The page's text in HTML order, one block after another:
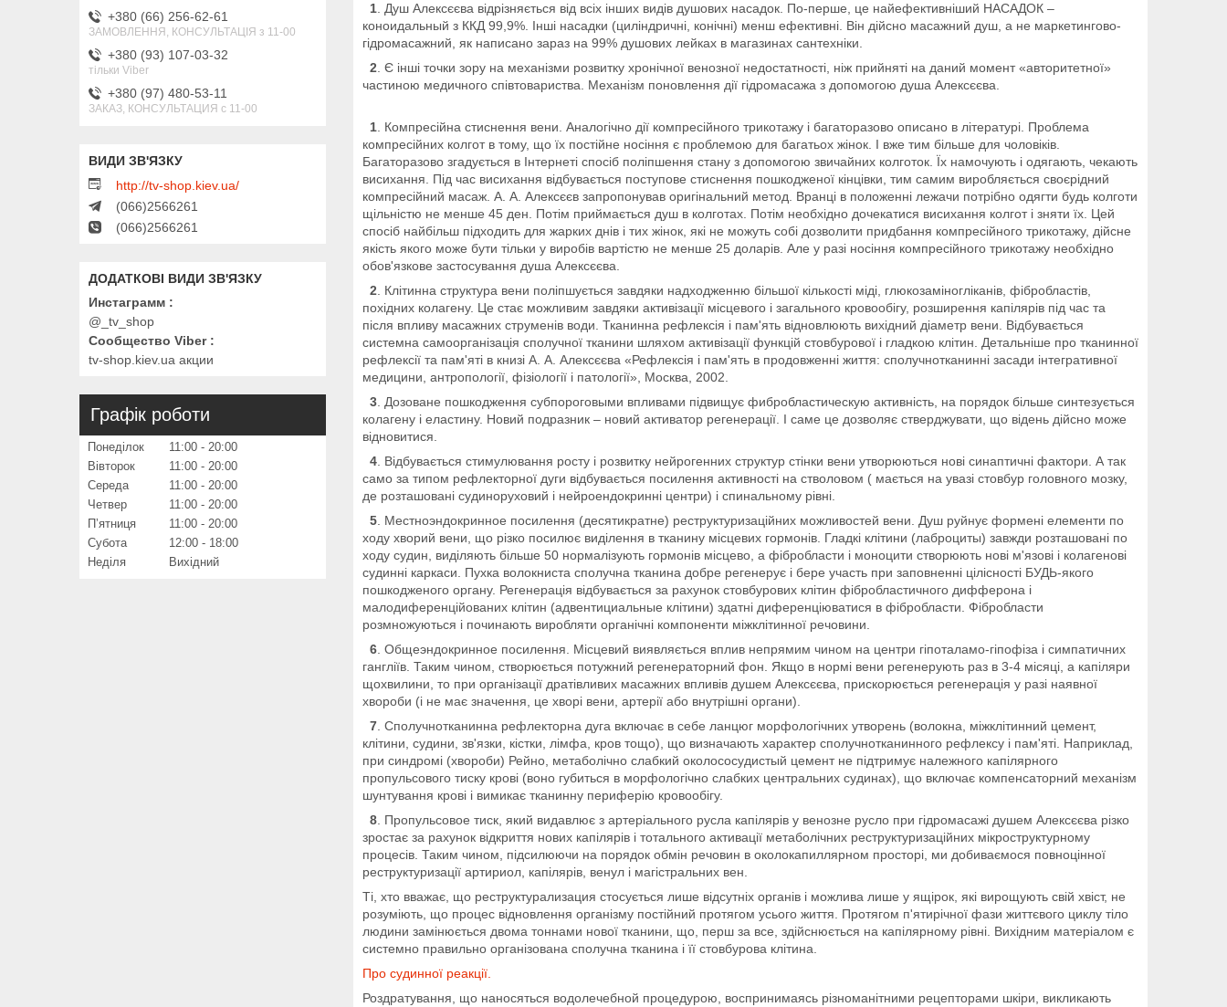
1. Душ Алексєєва відрізняється від всіх інших видів душових насадок. По-перше, це найефективніший НАСАДОК –
коноидальный з ККД 99,9%. Інші насадки (циліндричні, конічні) менш ефективні. Він дійсно масажний душ, а не маркетингово-
гідромасажний, як написано зараз на 99% душових лейках в магазинах сантехніки.
2. Є інші точки зору на механізми розвитку хронічної венозної недостатності, ніж прийняті на даний момент «авторитетної»
частиною медичного співтовариства. Механізм поновлення дії гідромасажа з допомогою душа Алексєєва.
1. Компресійна стиснення вени. Аналогічно дії компресійного трикотажу і багаторазово описано в літературі. Проблема
компресійних колгот в тому, що їх постійне носіння є проблемою для багатьох жінок. І вже тим більше для чоловіків.
Багаторазово згадується в Інтернеті спосіб поліпшення стану з допомогою звичайних колготок. Їх намочують і одягають, чекають
висихання. Під час висихання відбувається поступове стиснення пошкодженої кінцівки, тим самим виробляється своєрідний
компресійний масаж. А. А. Алексєєв запропонував оригінальний метод. Вранці в положенні лежачи потрібно одягти будь колготи
щільністю не менше 45 ден. Потім приймається душ в колготах. Потім необхідно дочекатися висихання колгот і зняти їх. Цей
спосіб найбільш підходить для жарких днів і тих жінок, які не можуть собі дозволити придбання компресійного трикотажу, дійсне
якість якого може бути тільки у виробів вартістю не менше 25 доларів. Але у разі носіння компресійного трикотажу необхідно
обов'язкове застосування душа Алексєєва.
2. Клітинна структура вени поліпшується завдяки надходженню більшої кількості міді, глюкозаміногліканів, фібробластів,
похідних колагену. Це стає можливим завдяки активізації місцевого і загального кровообігу, розширення капілярів під час та
після впливу масажних струменів води. Тканинна рефлексія і пам'ять відновлюють вихідний діаметр вени. Відбувається
системна самоорганізація сполучної тканини шляхом активізації функцій стовбурової і гладкою клітин. Детальніше про тканинної
рефлексії та пам'яті в книзі А. А. Алексєєва «Рефлексія і пам'ять в продовженні життя: сполучнотканинні засади інтегративної
медицини, антропології, фізіології і патології», Москва, 2002.
3. Дозоване пошкодження субпороговыми впливами підвищує фибробластическую активність, на порядок більше синтезується
колагену і еластину. Новий подразник – новий активатор регенерації. І саме це дозволяє стверджувати, що відень дійсно може
відновитися.
4. Відбувається стимулювання росту і розвитку нейрогенних структур стінки вени утворюються нові синаптичні фактори. А так
само за типом рефлекторної дуги відбувається посилення активності на стволовом ( мається на увазі стовбур головного мозку,
де розташовані судиноруховий і нейроендокринні центри) і спинальному рівні.
5. Местноэндокринное посилення (десятикратне) реструктуризаційних можливостей вени. Душ руйнує формені елементи по
ходу хворий вени, що різко посилює виділення в тканину місцевих гормонів. Гладкі клітини (лаброциты) завжди розташовані по
ходу судин, виділяють більше 50 нормалізують гормонів місцево, а фібробласти і моноцити створюють нові м'язові і колагенові
судинні каркаси. Пухка волокниста сполучна тканина добре регенерує і бере участь при заповненні цілісності БУДЬ-якого
пошкодженого органу. Регенерація відбувається за рахунок стовбурових клітин фібробластичного дифферона і
малодиференційованих клітин (адвентициальные клітини) здатні диференціюватися в фібробласти. Фібробласти
розмножуються і починають виробляти органічні компоненти міжклітинної речовини.
6. Общеэндокринное посилення. Місцевий виявляється вплив непрямим чином на центри гіпоталамо-гіпофіза і симпатичних
гангліїв. Таким чином, створюється потужний регенераторний фон. Якщо в нормі вени регенерують раз в 3-4 місяці, а капіляри
щохвилини, то при організації дратівливих масажних впливів душем Алексєєва, прискорюється регенерація у разі наявної
хвороби (і не має значення, це хворі вени, артерії або внутрішні органи).
7. Сполучнотканинна рефлекторна дуга включає в себе ланцюг морфологічних утворень (волокна, міжклітинний цемент,
клітини, судини, зв'язки, кістки, лімфа, кров тощо), що визначають характер сполучнотканинного рефлексу і пам'яті. Наприклад,
при синдромі (хвороби) Рейно, метаболічно слабкий околососудистый цемент не підтримує належного капілярного
пропульсового тиску крові (воно губиться в морфологічно слабких центральних судинах), що включає компенсаторний механізм
шунтування крові і вимикає тканинну периферію кровообігу.
8. Пропульсовое тиск, який видавлює з артеріального русла капілярів у венозне русло при гідромасажі душем Алексєєва різко
зростає за рахунок відкриття нових капілярів і тотального активації метаболічних реструктуризаційних мікроструктурному
процесів. Таким чином, підсилюючи на порядок обмін речовин в околокапиллярном просторі, ми добиваємося повноцінної
реструктуризації артириол, капілярів, венул і магістральних вен.
Ті, хто вважає, що реструктурализация стосується лише відсутніх органів і можлива лише у ящірок, які вирощують свій хвіст, не
розуміють, що процес відновлення організму постійний протягом усього життя. Протягом п'ятирічної фази життєвого циклу тіло
людини замінюється двома тоннами нової тканини, що, перш за все, здійснюється на капілярному рівні. Вихідним матеріалом є
системно правильно організована сполучна тканина і її стовбурова клітина.
Про судинної реакції.
Роздратування, що наносяться водолечебной процедурою, воспринимаясь різноманітними рецепторами шкіри, викликають
+380 (66) 256-62-61
ЗАМОВЛЕННЯ, КОНСУЛЬТАЦІЯ з 11-00
+380 (93) 107-03-32
тільки Viber
+380 (97) 480-53-11
ЗАКАЗ, КОНСУЛЬТАЦИЯ с 11-00
http://tv-shop.kiev.ua/
(066)2566261
(066)2566261
Инстаграмм
@_tv_shop
Сообщество Viber
tv-shop.kiev.ua акции
Графік роботи
Понеділок 11:00
20:00
Вівторок
11:00
20:00
Середа
11:00
20:00
Четвер
11:00
20:00
Пʼятниця
11:00
20:00
Субота
12:00
18:00
Неділя
Вихідний